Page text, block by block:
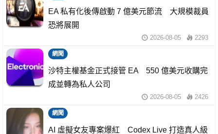
EA 私有化後傳啟動 7 億美元節流 大規模裁員
恐將展開
2026-08-05 2293
網聞
沙特主權基金正式接管 EA 550 億美元收購完
成並轉為私人公司
2026-08-05 2426
網聞
AI 虛擬女友專案爆紅 Codex Live 打造真人級